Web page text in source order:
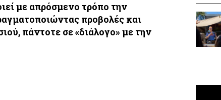
με απρόσμενο τρόπο την
προβολές και
πάντοτε σε «διάλογο» με την